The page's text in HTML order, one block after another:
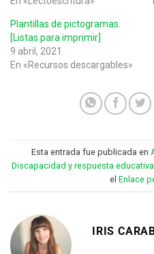
Plantillas de pictogramas.
[Listas para imprimir]
9 abril, 2021
En «Recursos descargables»
Esta entrada fue publicada en
Discapacidad y respuesta educativa
el Enlace
IRIS